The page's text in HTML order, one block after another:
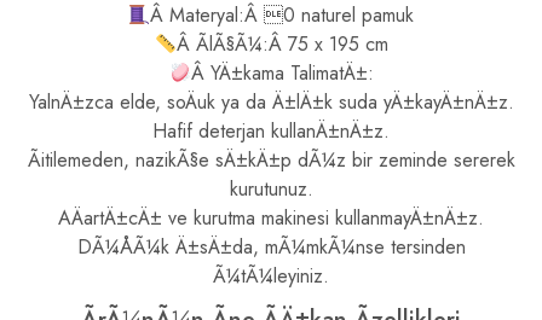
Â Materyal:Â 0 naturel pamuk
Â ÃlÃ§Ã¼:Â 75 x 195 cm
Â YÄ±kama TalimatÄ±:
YalnÄ±zca elde, soÄuk ya da Ä±lÄ±k suda yÄ±kayÄ±nÄ±z.
Hafif deterjan kullanÄ±nÄ±z.
Ãitilemeden, nazikÃ§e sÄ±kÄ±p dÃ¼z bir zeminde sererek
kurutunuz.
AÄartÄ±cÄ± ve kurutma makinesi kullanmayÄ±nÄ±z.
DÃ¼ÅÃ¼k Ä±sÄ±da, mÃ¼mkÃ¼nse tersinden
Ã¼tÃ¼leyiniz.